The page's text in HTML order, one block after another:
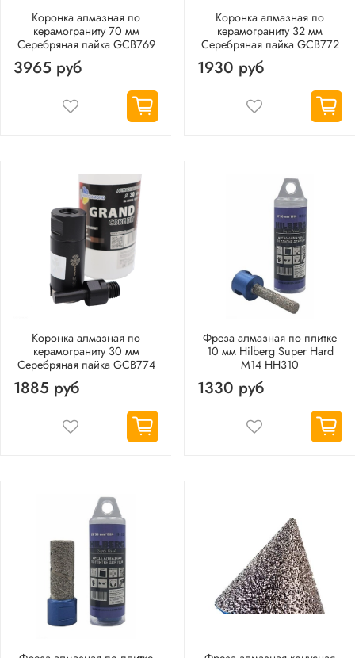
Коронка алмазная по
керамограниту 70 мм
Серебряная пайка GCB769
3965 руб
Коронка алмазная по
керамограниту 32 мм
Серебряная пайка GCB772
1930 руб
Коронка алмазная по
керамограниту 30 мм
Серебряная пайка GCB774
1885 руб
Фреза алмазная по плитке
10 мм Hilberg Super Hard
М14 HH310
1330 руб